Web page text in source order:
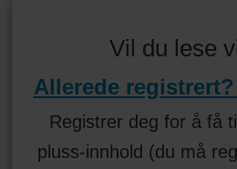
Vil du lese
Allerede
Registrer deg for å få
pluss-innhold (du må